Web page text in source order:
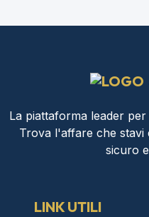
La piattaforma leader
Trova l'affare che stavi
sicuro
LINK UTILI